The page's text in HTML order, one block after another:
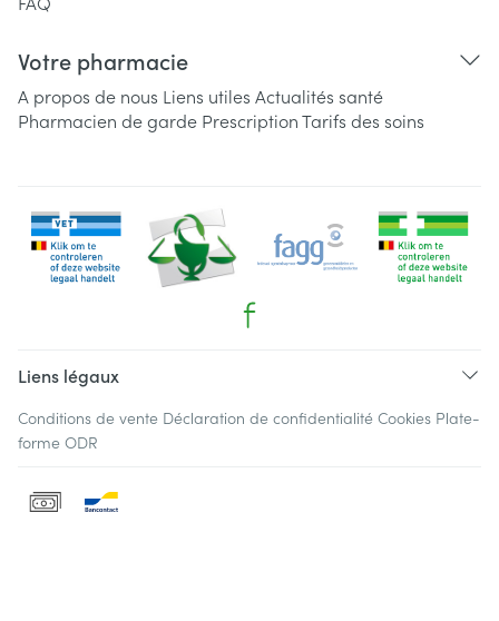
Votre pharmacie
A propos de nous Liens utiles Actualités santé
Pharmacien de garde PrescriptionTarifs des soins
Liens légaux
Conditions de vente Déclaration de confidentialité Cookies Plate-
forme ODR